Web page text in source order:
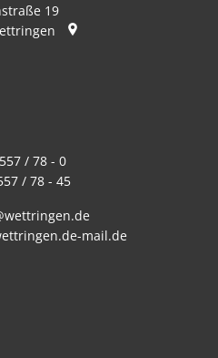
19
/ 78 - 0
/ 78 - 45
mail.de